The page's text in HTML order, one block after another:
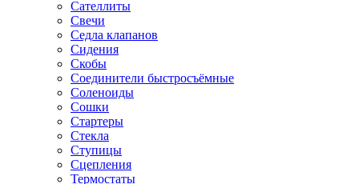
Сателлиты
Свечи
Седла клапанов
Сидения
Скобы
Соединители быстросъёмные
Соленоиды
Сошки
Стартеры
Стекла
Ступицы
Сцепления
Термостаты